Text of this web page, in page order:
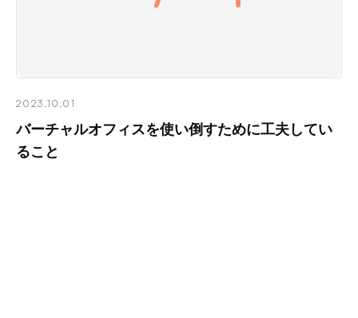
2023.10.01
バーチャルオフィスを使い倒すために工夫してい
ること